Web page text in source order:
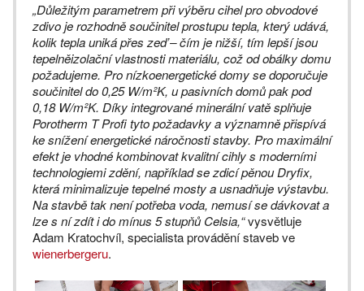
„Důležitým parametrem při výběru cihel pro obvodové
zdivo je rozhodně součinitel prostupu tepla, který udává,
kolik tepla uniká přes zeď – čím je nižší, tím lepší jsou
tepelněizolační vlastnosti materiálu, což od obálky domu
požadujeme. Pro nízkoenergetické domy se doporučuje
součinitel do 0,25 W/m²K, u pasivních domů pak pod
0,18 W/m²K. Díky integrované minerální vatě splňuje
Porotherm T Profi tyto požadavky a významně přispívá
ke snížení energetické náročnosti stavby. Pro maximální
efekt je vhodné kombinovat kvalitní cihly s moderními
technologiemi zdění, například se zdicí pěnou Dryfix,
která minimalizuje tepelné mosty a usnadňuje výstavbu.
Na stavbě tak není potřeba voda, nemusí se dávkovat a
lze s ní zdít i do mínus 5 stupňů Celsia,“vysvětluje
Adam Kratochvíl, specialista provádění staveb ve
wienerbergeru.